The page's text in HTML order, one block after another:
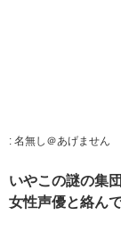
: 名無し＠あげません
いやこの謎の集
女性声優と絡ん